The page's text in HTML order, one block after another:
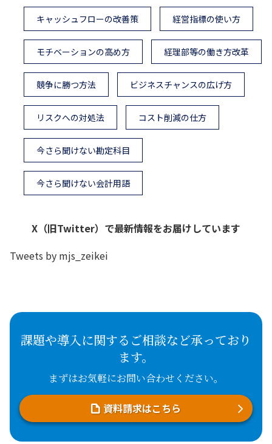
キャッシュフローの改善策 経営指標の使い方
モチベーションの高め方 経理部等の働き方改革
競争に勝つ方法 ビジネスチャンスの広げ方
リスクへの対処法 コスト削減の仕方
今さら聞けない勘定科目
今さら聞けない会計用語
X（旧Twitter）で最新情報をお届けしています
Tweets by mjs_zeikei
課題や導入に関するご相談など承っており
ます。
まずはお気軽にお問い合わせください。
資料請求はこちら